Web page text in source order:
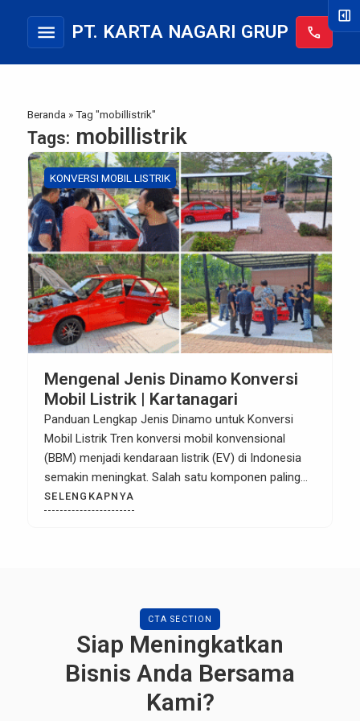
menu PT. KARTA NAGARI GRUP call
Beranda »Tag "mobillistrik"
Tags: mobillistrik
KONVERSI MOBIL LISTRIK
Mengenal Jenis Dinamo Konversi
Mobil Listrik | Kartanagari
Panduan Lengkap Jenis Dinamo untuk Konversi
Mobil Listrik Tren konversi mobil konvensional
(BBM) menjadi kendaraan listrik (EV) di Indonesia
semakin meningkat. Salah satu komponen paling
krusial dalam proses ini adalah dinamo atau motor
listrik. Memilih dinamo yang tepat bukan hanya soal
SELENGKAPNYA
right_panel_open
CTA SECTION
Siap Meningkatkan
Bisnis Anda Bersama
Kami?